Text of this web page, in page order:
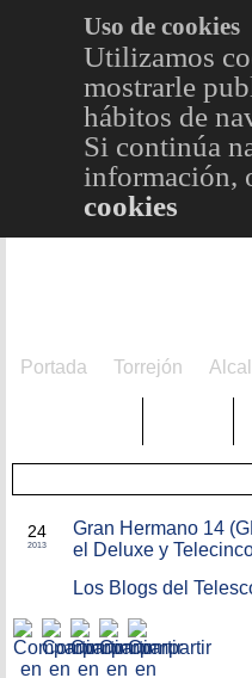
Uso de cookies
Utilizamos
mostrarle
hábitos de
Si continúa
información,
cookies
Portada Torrejón
24
2013
Gran Hermano 14
el Deluxe y
Los Blogs del